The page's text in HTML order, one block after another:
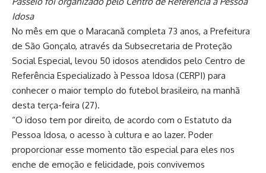
Idosa
No mês em que o Maracanã completa 73 anos, a Prefeitura
de São Gonçalo, através da Subsecretaria de Proteção
Social Especial, levou 50 idosos atendidos pelo Centro de
Referência Especializado à Pessoa Idosa (CERPI) para
conhecer o maior templo do futebol brasileiro, na manhã
desta terça-feira (27).
“O idoso tem por direito, de acordo com o Estatuto da
Pessoa Idosa, o acesso à cultura e ao lazer. Poder
proporcionar esse momento tão especial para eles nos
enche de emoção e felicidade, pois convivemos